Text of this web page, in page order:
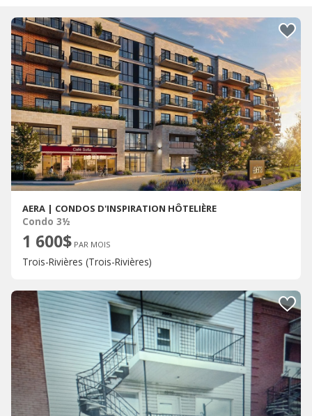
AERA | CONDOS D'INSPIRATION HÔTELIÈRE
Condo 3½
1 600$ PAR MOIS
Trois-Rivières (Trois-Rivières)